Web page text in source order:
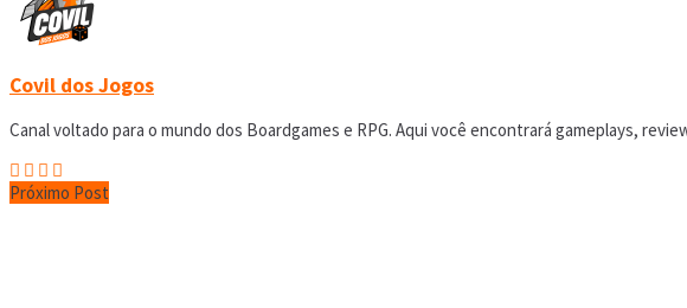
Covil dos Jogos
Canal voltado para o mundo dos Boardgames e RPG. Aqui você encontrará gameplays,
Próximo Post